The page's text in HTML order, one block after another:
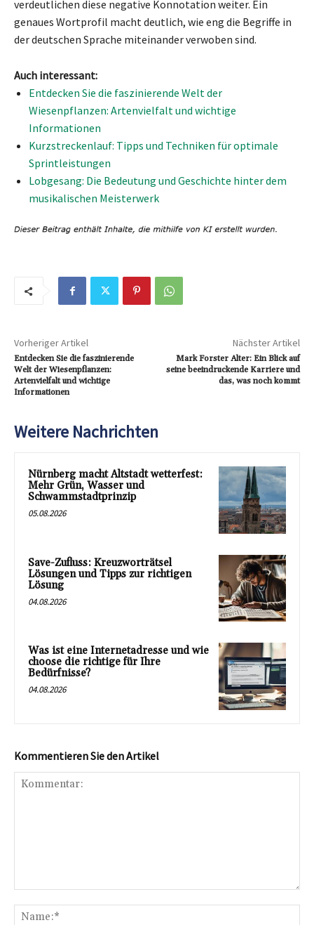
verdeutlichen diese negative Konnotation weiter. Ein
genaues Wortprofil macht deutlich, wie eng die Begriffe in
der deutschen Sprache miteinander verwoben sind.
Auch interessant:
Entdecken Sie die faszinierende Welt der
Wiesenpflanzen: Artenvielfalt und wichtige
Informationen
Kurzstreckenlauf: Tipps und Techniken für optimale
Sprintleistungen
Lobgesang: Die Bedeutung und Geschichte hinter dem
musikalischen Meisterwerk
Vorheriger Artikel
Entdecken Sie die faszinierende
Welt der Wiesenpflanzen:
Artenvielfalt und wichtige
Informationen
Nächster Artikel
Mark Forster Alter: Ein Blick auf
seine beeindruckende Karriere und
das, was noch kommt
Weitere Nachrichten
Nürnberg macht Altstadt wetterfest:
Mehr Grün, Wasser und
Schwammstadtprinzip
05.08.2026
Save-Zufluss: Kreuzworträtsel
Lösungen und Tipps zur richtigen
Lösung
04.08.2026
Was ist eine Internetadresse und wie
choose die richtige für Ihre
Bedürfnisse?
04.08.2026
Kommentieren Sie den Artikel